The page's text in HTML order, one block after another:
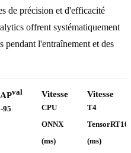
de précision et d'efficacité
offrent systématiquement
pendant l'entraînement et des
val
95
Vitesse
CPU
ONNX
(ms)
Vitesse
T4
TensorRT10
(ms)